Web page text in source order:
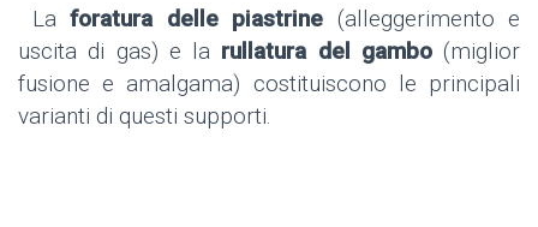
La foratura delle piastrine (alleggerimento e
uscita di gas) e la rullatura del gambo (miglior
fusione e amalgama) costituiscono le principali
varianti di questi supporti.